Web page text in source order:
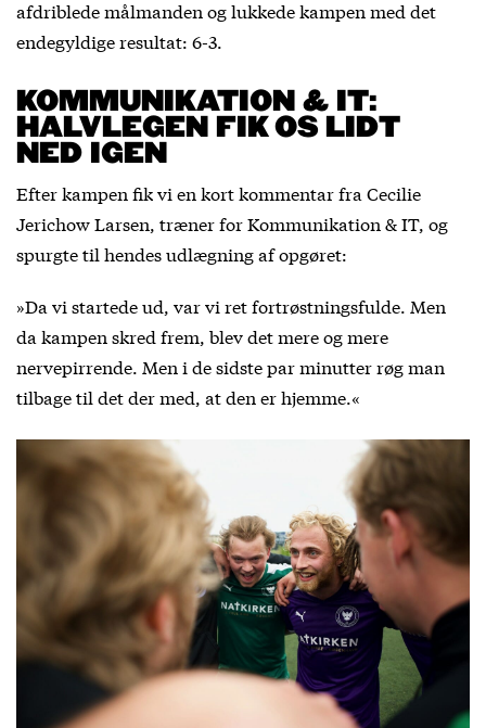
afdriblede målmanden og lukkede kampen med det
endegyldige resultat: 6-3.
KOMMUNIKATION & IT:
HALVLEGEN FIK OS LIDT
NED IGEN
Efter kampen fik vi en kort kommentar fra Cecilie
Jerichow Larsen, træner for Kommunikation & IT, og
spurgte til hendes udlægning af opgøret:
»Da vi startede ud, var vi ret fortrøstningsfulde. Men
da kampen skred frem, blev det mere og mere
nervepirrende. Men i de sidste par minutter røg man
tilbage til det der med, at den er hjemme.«